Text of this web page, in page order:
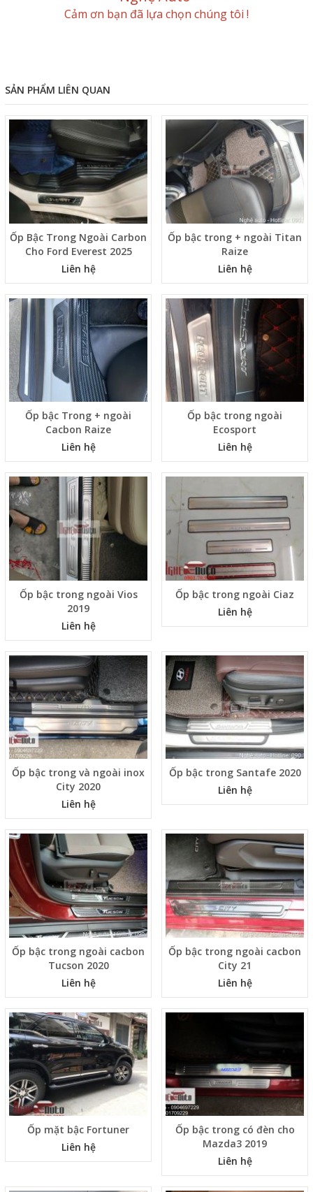
Cảm ơn bạn đã lựa chọn chúng tôi !
SẢN PHẨM LIÊN QUAN
Ốp Bậc Trong Ngoài Carbon
Cho Ford Everest 2025
Liên hệ
Ốp bậc trong + ngoài Titan
Raize
Liên hệ
Ốp bậc Trong + ngoài
Cacbon Raize
Liên hệ
Ốp bậc trong ngoài
Ecosport
Liên hệ
Ốp bậc trong ngoài Vios
2019
Liên hệ
Ốp bậc trong ngoài Ciaz
Liên hệ
Ốp bậc trong và ngoài inox
City 2020
Liên hệ
Ốp bậc trong Santafe 2020
Liên hệ
Ốp bậc trong ngoài cacbon
Tucson 2020
Liên hệ
Ốp bậc trong ngoài cacbon
City 21
Liên hệ
Ốp mặt bậc Fortuner
Liên hệ
Ốp bậc trong có đèn cho
Mazda3 2019
Liên hệ